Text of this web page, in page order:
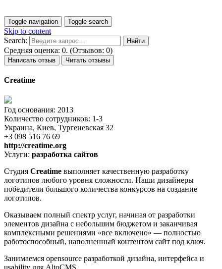
Toggle navigation Toggle search
Skip to content
Search:
Средняя оценка: 0. (Отзывов: 0)
Написать отзыв Читать отзывы
Creatime
Год основания: 2013
Количество сотрудников: 1-3
Украина, Киев, Тургеневская 32
+3 098 516 76 69
http://creatime.org
Услуги: разработка сайтов
Студия Creatime выполняет качественную разработку
логотипов любого уровня сложности. Наши дизайнеры
победители большого количества конкурсов на создание
логотипов.
Оказываем полный спектр услуг, начиная от разработки
элементов дизайна с небольшим бюджетом и заканчивая
комплексными решениями «все включено» — полностью
работоспособный, наполненный контентом сайт под ключ.
Занимаемся opensource разработкой дизайна, интерфейса и
usability для AltoCMS.